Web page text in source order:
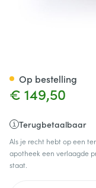
€ 149,50
Terugbetaalbaar
Als je recht hebt op een
apotheek een verlaagde
staat.
Op bestelling